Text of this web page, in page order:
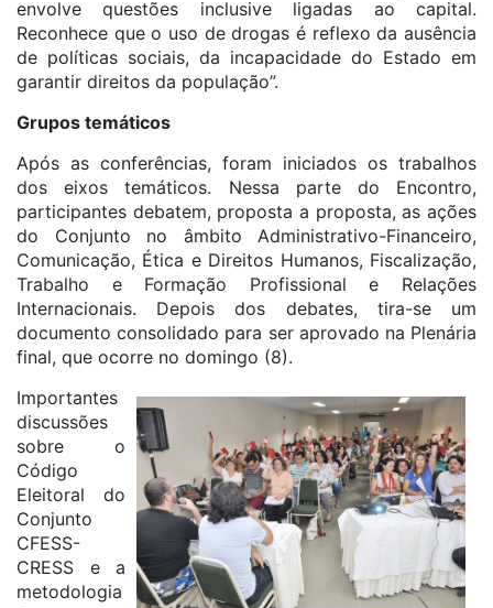
envolve questões inclusive ligadas ao capital.
Reconhece que o uso de drogas é reflexo da ausência
de políticas sociais, da incapacidade do Estado em
garantir direitos da população”.
Grupos temáticos
Após as conferências, foram iniciados os trabalhos
dos eixos temáticos. Nessa parte do Encontro,
participantes debatem, proposta a proposta, as ações
do Conjunto no âmbito Administrativo-Financeiro,
Comunicação, Ética e Direitos Humanos, Fiscalização,
Trabalho e Formação Profissional e Relações
Internacionais. Depois dos debates, tira-se um
documento consolidado para ser aprovado na Plenária
final, que ocorre no domingo (8).
Importantes
discussões
sobre o
Código
Eleitoral do
Conjunto
CFESS-
CRESS e a
metodologia